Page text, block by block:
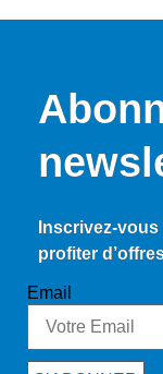
Inscrivez-
profiter
Email